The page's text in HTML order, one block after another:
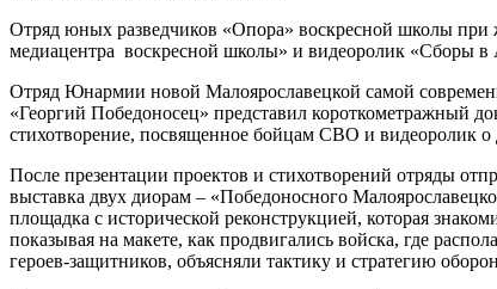
Отряд юных разведчиков «Опора» воскресной школы при
медиацентра воскресной школы» и видеоролик «Сборы
Отряд Юнармии новой Малоярославецкой самой
«Георгий Победоносец» представил короткометражный
стихотворение, посвященное бойцам СВО и видеоролик
После презентации проектов и стихотворений отряды
выставка двух диорам – «Победоносного
площадка с исторической реконструкцией, которая
показывая на макете, как продвигались войска, где
героев-защитников, объясняли тактику и стратегию